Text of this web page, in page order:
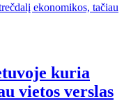
kuria
vietos verslas